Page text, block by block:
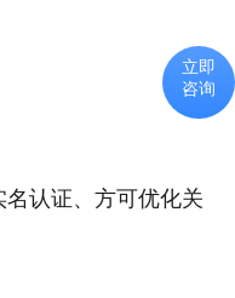
认证、方可优化关
立即
咨询